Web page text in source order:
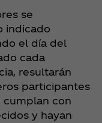
se
indicado
el día del
cada
resultarán
participantes
cumplan con
y hayan